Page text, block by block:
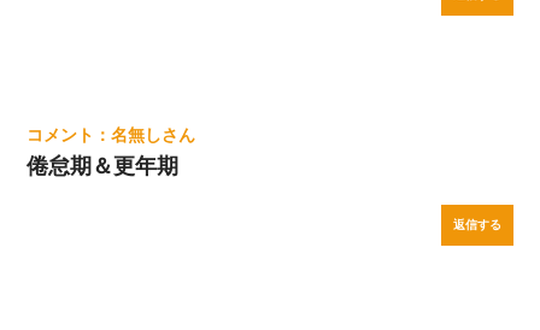
名無し
倦怠期＆更年期
返信する